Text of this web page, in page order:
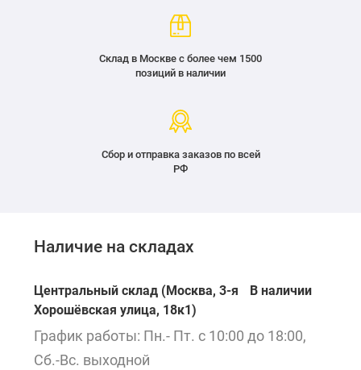
Склад в Москве с более чем 1500
позиций в наличии
Сбор и отправка заказов по всей
РФ
Наличие на складах
Центральный склад (Москва, 3-я
Хорошёвская улица, 18к1)
В наличии
График работы: Пн.- Пт. с 10:00 до 18:00,
Сб.-Вс. выходной